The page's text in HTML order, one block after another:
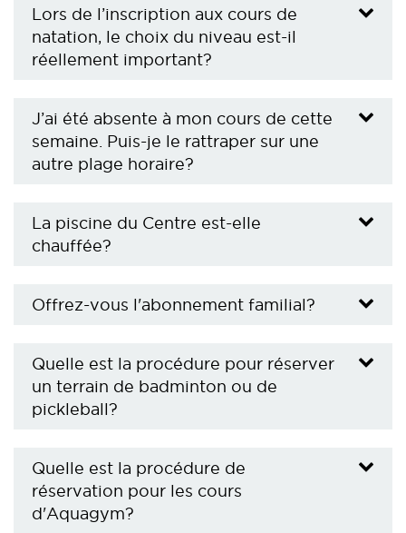
Lors de l’inscription aux cours de
natation, le choix du niveau est-il
réellement important?
J’ai été absente à mon cours de cette
semaine. Puis-je le rattraper sur une
autre plage horaire?
La piscine du Centre est-elle
chauffée?
Offrez-vous l'abonnement familial?
Quelle est la procédure pour réserver
un terrain de badminton ou de
pickleball?
Quelle est la procédure de
réservation pour les cours
d'Aquagym?